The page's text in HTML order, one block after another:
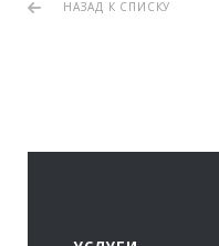
НАЗАД К СПИСКУ